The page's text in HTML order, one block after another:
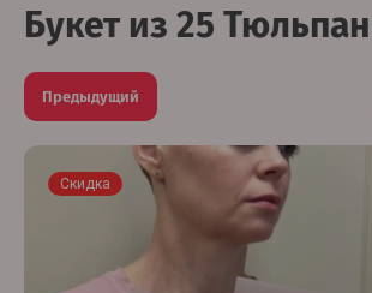
Букет из 25
Предыдущий
Скидка